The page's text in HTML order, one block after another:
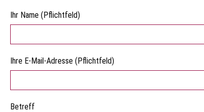
Ihr Name (Pflichtfeld)
Ihre E-Mail-Adresse (Pflichtfeld)
Betreff